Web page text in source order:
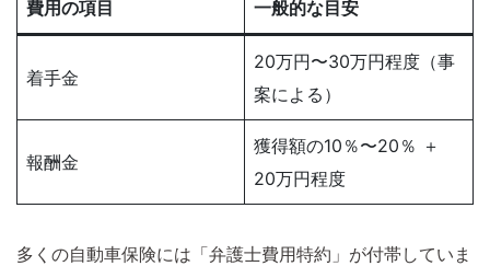
費用の項目 一般的な目安
着手金
20万円〜30万円程度（事
案による）
報酬金
獲得額の10％〜20％ ＋
20万円程度
多くの自動車保険には「弁護士費用特約」が付帯していま